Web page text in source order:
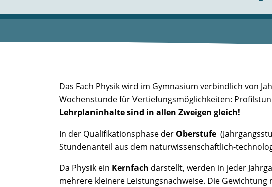
Das Fach Physik wird im Gymnasium verbindlich von
Wochenstunde für Vertiefungsmöglichkeiten:
Lehrplaninhalte sind in allen Zweigen gleich!
In der Qualifikationsphase der Oberstufe
Stundenanteil aus dem naturwissenschaftlich-
Da Physik ein Kernfach darstellt, werden in jeder
mehrere kleinere Leistungsnachweise. Die